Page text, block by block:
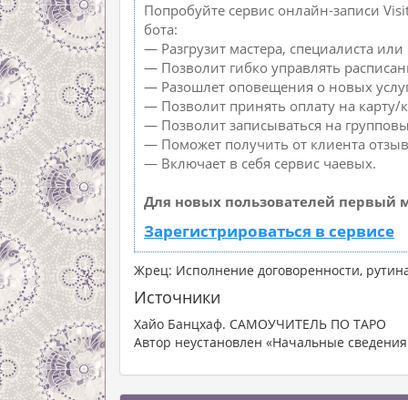
Попробуйте сервис онлайн-записи
бота:
— Разгрузит мастера, специалиста
— Позволит гибко управлять
— Разошлет оповещения о новых
— Позволит принять оплату на карту/
— Позволит записываться на
— Поможет получить от клиента
— Включает в себя сервис чаевых.
Для новых пользователей первый
Зарегистрироваться в сервисе
Жрец: Исполнение договоренности,
Источники
Хайо Банцхаф. САМОУЧИТЕЛЬ ПО ТАРО
Автор неустановлен «Начальные